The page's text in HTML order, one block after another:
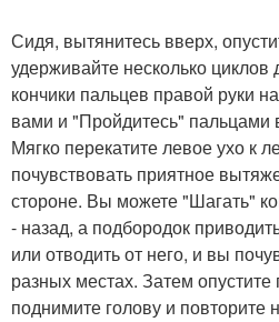
Сидя, вытянитесь вверх,
удерживайте несколько
кончики пальцев правой руки
вами и "Пройдитесь" пальцами
Мягко перекатите левое ухо к
почувствовать приятное
стороне. Вы можете "Шагать"
- назад, а подбородок
или отводить от него, и вы
разных местах. Затем опустите
поднимите голову и повторите